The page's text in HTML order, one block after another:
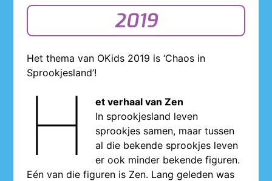
2019
Het thema van OKids 2019 is ‘Chaos in
Sprookjesland’!
H
et verhaal van Zen
In sprookjesland leven
sprookjes samen, maar tussen
al die bekende sprookjes leven
er ook minder bekende figuren.
Eén van die figuren is Zen. Lang geleden was